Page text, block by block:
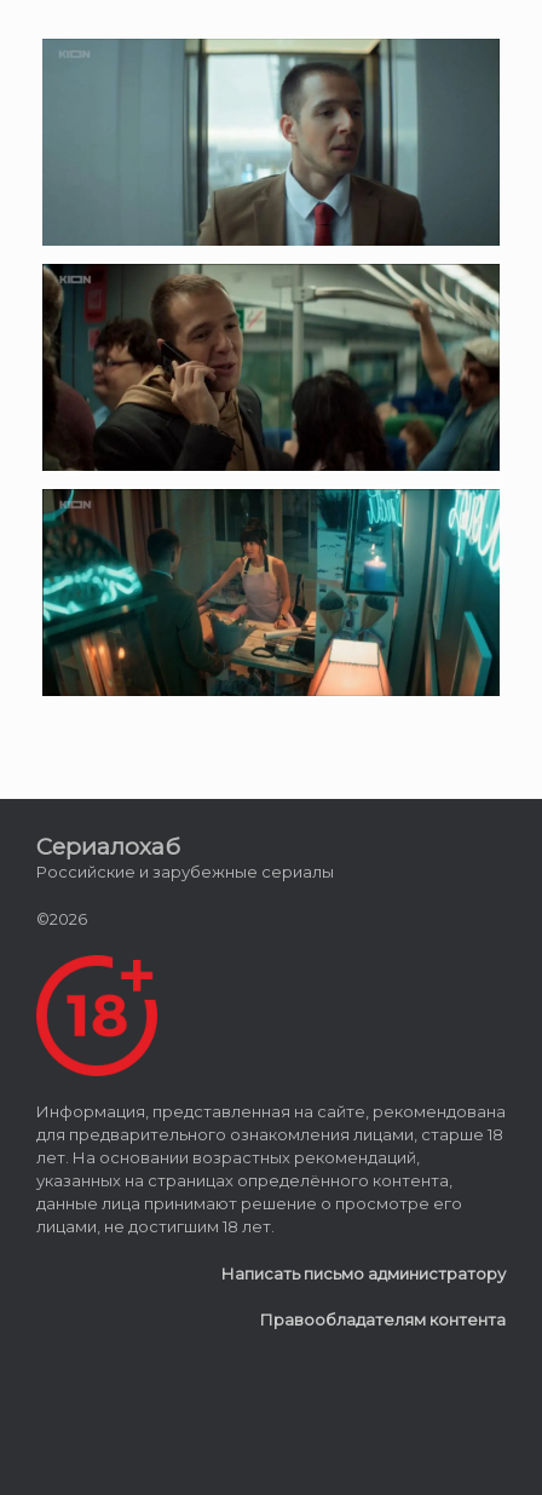
Сериалохаб
Российские и зарубежные сериалы
©2026
Информация, представленная на сайте, рекомендована
для предварительного ознакомления лицами, старше 18
лет. На основании возрастных рекомендаций,
указанных на страницах определённого контента,
данные лица принимают решение о просмотре его
лицами, не достигшим 18 лет.
Написать письмо администратору
Правообладателям контента